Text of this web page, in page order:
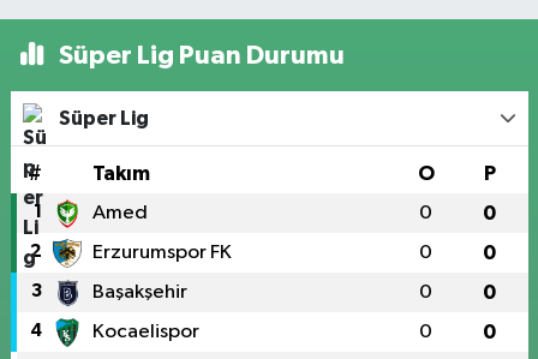
Süper Lig Puan Durumu
Süper Lig
# Takım O P
1 Amed 0 0
2 Erzurumspor FK 0 0
3 Başakşehir 0 0
4 Kocaelispor 0 0